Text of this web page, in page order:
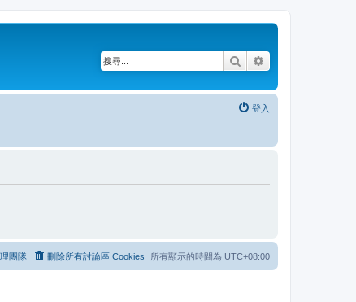
搜尋
登入
所有顯示的時間為 UTC+08:00
刪除所有討論區 Cookies
團隊